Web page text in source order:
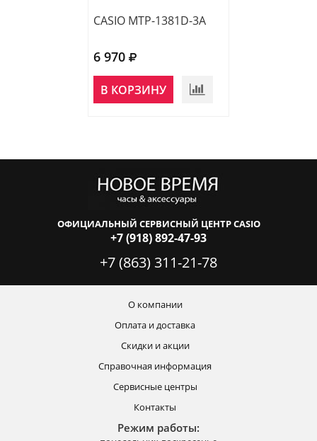
CASIO MTP-1381D-3A
6 970
В КОРЗИНУ
ОФИЦИАЛЬНЫЙ СЕРВИСНЫЙ ЦЕНТР CASIO
+7 (918) 892-47-93
+7 (863) 311-21-78
О компании
Оплата и доставка
Скидки и акции
Справочная информация
Сервисные центры
Контакты
Режим работы: